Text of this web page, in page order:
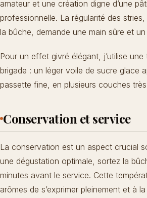
amateur et une création digne d’une
professionnelle. La régularité des
la bûche, demande une main sûre et
Pour un effet givré élégant, j’utilise
brigade : un léger voile de sucre glace
passette fine, en plusieurs couches
Conservation et service
La conservation est un aspect crucial
une dégustation optimale, sortez la
minutes avant le service. Cette
arômes de s’exprimer pleinement et à